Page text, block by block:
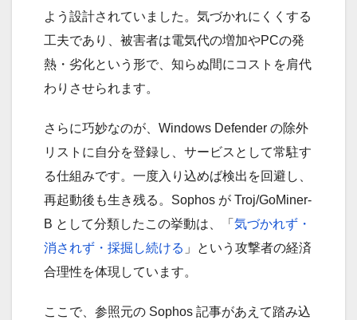
よう設計されていました。気づかれにくくする
工夫であり、被害者は電気代の増加やPCの発
熱・劣化という形で、知らぬ間にコストを肩代
わりさせられます。
さらに巧妙なのが、Windows Defender の除外
リストに自分を登録し、サービスとして常駐す
る仕組みです。一度入り込めば検出を回避し、
再起動後も生き残る。Sophos が Troj/GoMiner-
B として分類したこの挙動は、「 気づかれず・
消されず・採掘し続ける 」という攻撃者の経済
合理性を体現しています。
ここで、参照元の Sophos 記事があえて踏み込